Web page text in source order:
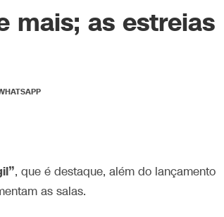
mais; as estreias
, que é destaque, além do lançamento
as salas.